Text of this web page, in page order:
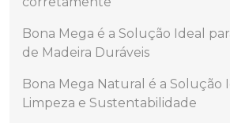
Bona Mega é a Solução Ideal
de Madeira Duráveis
Bona Mega Natural é a Solução
Limpeza e Sustentabilidade